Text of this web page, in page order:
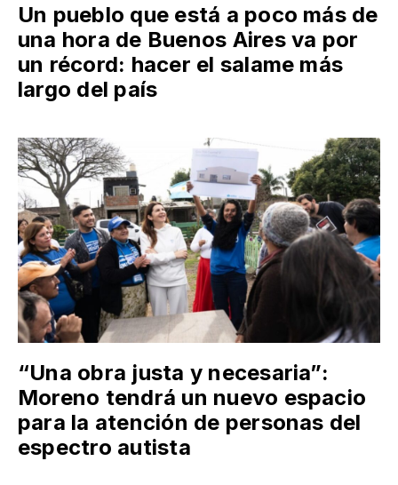
Un pueblo que está a poco más de
una hora de Buenos Aires va por
un récord: hacer el salame más
largo del país
“Una obra justa y necesaria”:
Moreno tendrá un nuevo espacio
para la atención de personas del
espectro autista